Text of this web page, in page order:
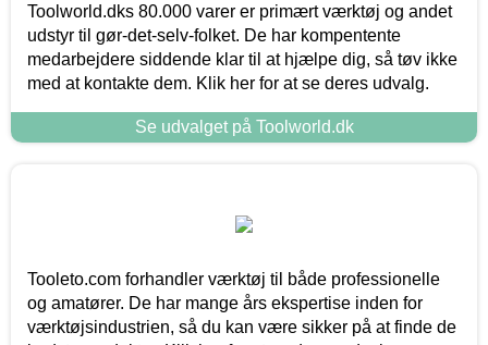
Toolworld.dks 80.000 varer er primært værktøj og andet
udstyr til gør-det-selv-folket. De har kompentente
medarbejdere siddende klar til at hjælpe dig, så tøv ikke
med at kontakte dem. Klik her for at se deres udvalg.
Se udvalget på Toolworld.dk
Tooleto.com forhandler værktøj til både professionelle
og amatører. De har mange års ekspertise inden for
værktøjsindustrien, så du kan være sikker på at finde de